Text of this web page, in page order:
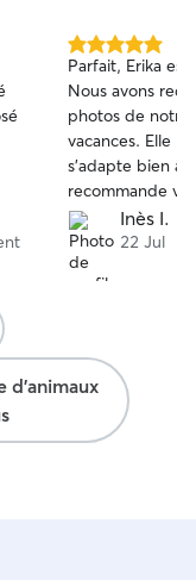
5.0 étoile(s)
sur
5
Parfait, Erika
Nous avons
photos de notre
vacances. Elle
s’adapte bien à
recommande
Inès I.
22 Jul
d'animaux